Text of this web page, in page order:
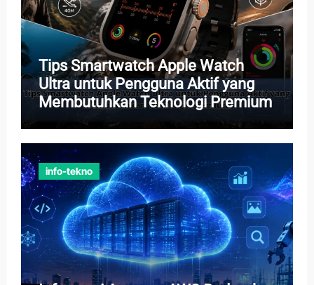
Tips Smartwatch Apple Watch
Ultra untuk Pengguna Aktif yang
Membutuhkan Teknologi Premium
info-tekno